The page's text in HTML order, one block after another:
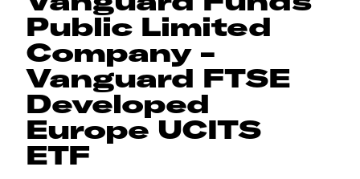
Public Limited
Company -
Vanguard FTSE
Developed
Europe UCITS
ETF